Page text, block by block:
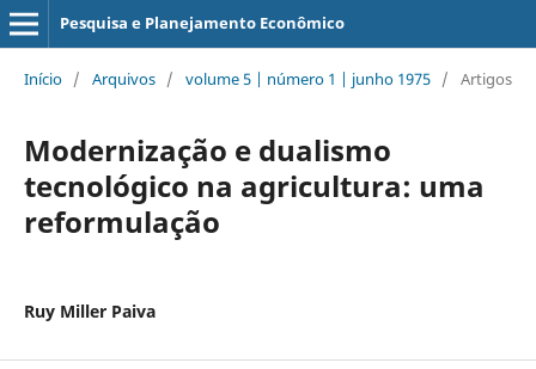
Pesquisa e Planejamento Econômico
Início / Arquivos / volume 5 | número 1 | junho 1975 / Artigos
Modernização e dualismo
tecnológico na agricultura: uma
reformulação
Ruy Miller Paiva